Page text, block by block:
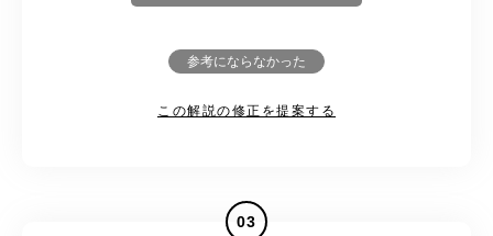
参考にならなかった
この解説の修正を提案する
03